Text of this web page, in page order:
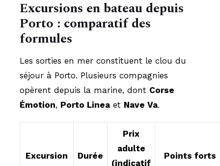
Excursions en bateau depuis
Porto : comparatif des
formules
Les sorties en mer constituent le clou du
séjour à Porto. Plusieurs compagnies
opèrent depuis la marine, dont Corse
Émotion, Porto Linea et Nave Va.
Excursion Durée
Prix
adulte
(indicatif
Points forts